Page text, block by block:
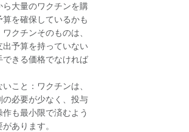
大量のワクチンを購
算を確保しているかも
クチンそのものは、
予算を持っていない
きる価格でなければ
こと：ワクチンは、
必要が少なく、投与
も最小限で済むよう
あります。